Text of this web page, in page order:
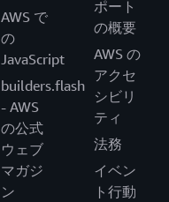
AWS で
の
JavaScript
builders.flash
- AWS
の公式
ウェブ
マガジ
ン
ポート
の概要
AWS の
アクセ
シビリ
ティ
法務
イベン
ト行動